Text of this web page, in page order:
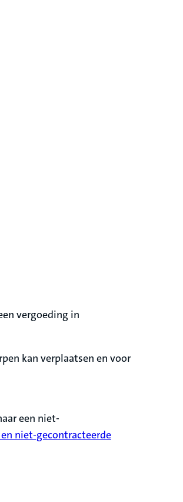
vergoeding in
kan verplaatsen en voor
een niet-
niet-gecontracteerde